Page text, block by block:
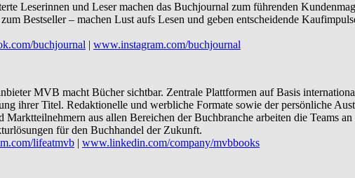
Leserinnen und Leser machen das Buchjournal zum führenden
Bestseller – machen Lust aufs Lesen und geben entscheidende
buchjournal | www.instagram.com/buchjournal
MVB macht Bücher sichtbar. Zentrale Plattformen auf Basis
ihrer Titel. Redaktionelle und werbliche Formate sowie der persönliche
Marktteilnehmern aus allen Bereichen der Buchbranche arbeiten die Teams
für den Buchhandel der Zukunft.
lifeatmvb | www.linkedin.com/company/mvbbooks